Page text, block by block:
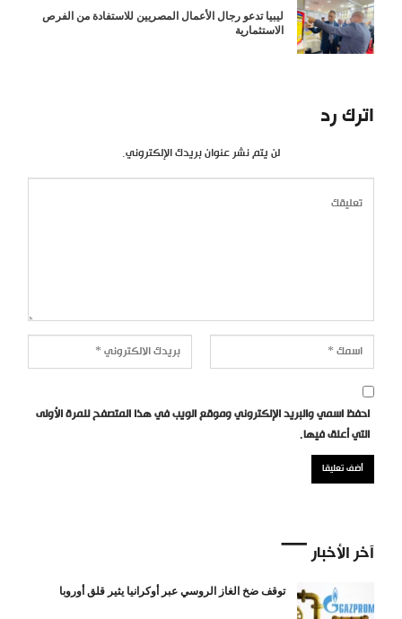
ليبيا تدعو رجال الأعمال المصريين للاستفادة من الفرص
الاستثمارية
اترك رد
لن يتم نشر عنوان بريدك الإلكتروني.
احفظ اسمي والبريد الإلكتروني وموقع الويب في هذا المتصفح للمرة الأولى
التي أعلق فيها.
آخر الأخبار
توقف ضخ الغاز الروسي عبر أوكرانيا يثير قلق أوروبا